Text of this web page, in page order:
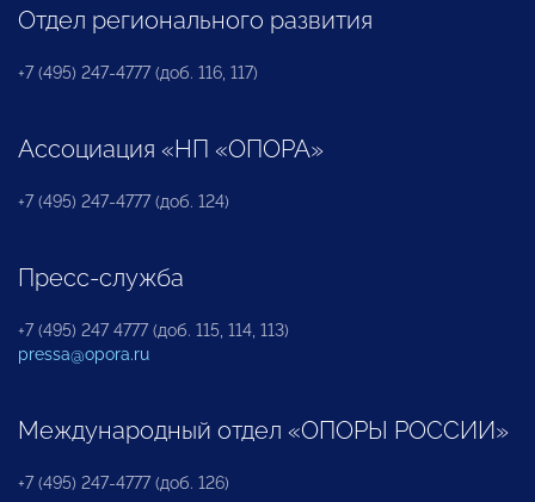
Отдел регионального развития
+7 (495) 247-4777 (доб. 116, 117)
Ассоциация «НП «ОПОРА»
+7 (495) 247-4777 (доб. 124)
Пресс-служба
+7 (495) 247 4777 (доб. 115, 114, 113)
pressa@opora.ru
Международный отдел «ОПОРЫ РОССИИ»
+7 (495) 247-4777 (доб. 126)